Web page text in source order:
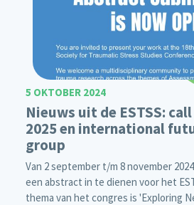
5 OKTOBER 2024
Nieuws uit de ESTSS:
2025 en international
group
Van 2 september t/m 8 november
een abstract in te dienen voor het
thema van het congres is 'Exploring